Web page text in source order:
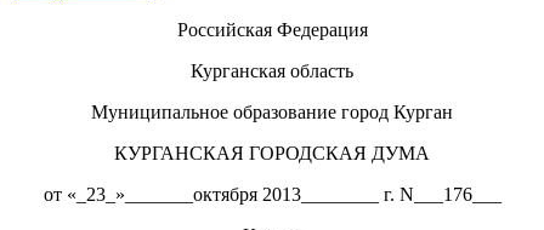
Российская Федерация
Курганская область
Муниципальное образование город Курган
КУРГАНСКАЯ ГОРОДСКАЯ ДУМА
от «_23_»_______октября 2013________ г. N___176___